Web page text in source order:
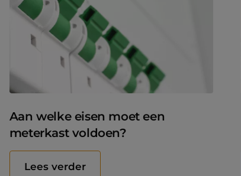
Aan welke eisen moet een
meterkast voldoen?
Lees verder